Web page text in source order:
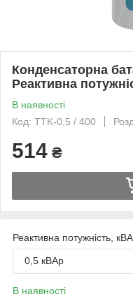
Конденсаторна
Реактивна
В наявності
Код: TTK-0,5 / 400
514 ₴
Реактивна потужність,
0,5 кВАр
В наявності